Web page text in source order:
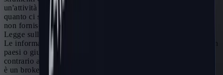
un'attività ad alto rischio e si consiglia di non rischiare più di
quanto ci si possa permettere di perdere! Hyro Finance j.s.a.
non fornisce nessuno dei servizi di investimento elencati nella
Legge sulle imprese del mercato dei capitali n. 256/2004 Coll.
Le informazioni su questo sito non sono destinate ai residenti in
paesi o giurisdizioni in cui tale distribuzione o utilizzo sarebbe
contrario alle leggi o normative locali. Hyro Finance j.s.a. non
è un broker e non accetta depositi.